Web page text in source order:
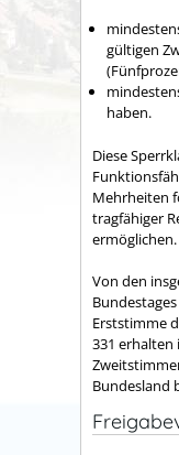
gültigen
haben.
Diese
Mehrheiten
tragfähiger
ermöglichen.
Von den
Erststimme
331 erhalten
Bundesland